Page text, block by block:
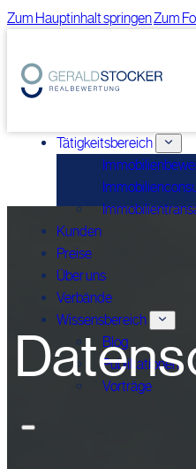
Zum Hauptinhalt springenZum
Tätigkeitsbereich
Kunden
Preise
Über uns
Verbände
Wissensbereich
Blog
Publikationen
Vorträge